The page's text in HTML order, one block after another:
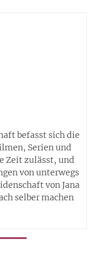
befasst sich die
Serien und
Zeit zulässt, und
von unterwegs
von Jana
selber machen